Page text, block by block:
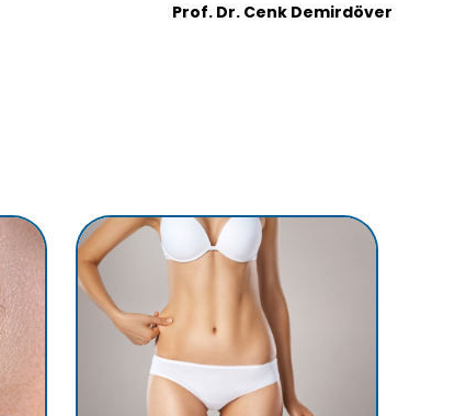
Prof. Dr. Cenk Demirdöver